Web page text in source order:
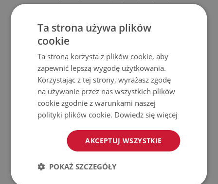
użytkowaniu wynikające z upływu czasu (np. przetarcia) nie
podlegają reklamacjom.
Jak dbać o produkt?
Czyść wilgotną szmatką — nie używaj silnych środków
chemicznych.
Regularnie wietrz dolną warstwę dywanu.
Mata jest przeznaczona do użytku natwardej
powierzchni. Po umieszczeniu na miękkiej powierzchni
Ta strona używa plików
cookie
Ta strona korzysta z plików cookie, aby
zapewnić lepszą wygodę użytkowania.
Korzystając z tej strony, wyrażasz zgodę
na używanie przez nas wszystkich plików
cookie zgodnie z warunkami naszej
polityki plików cookie. Dowiedz się więcej
AKCEPTUJ WSZYSTKIE
POKAŻ SZCZEGÓŁY